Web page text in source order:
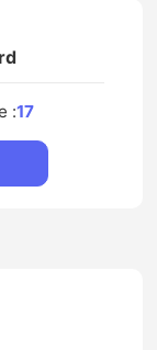
:17